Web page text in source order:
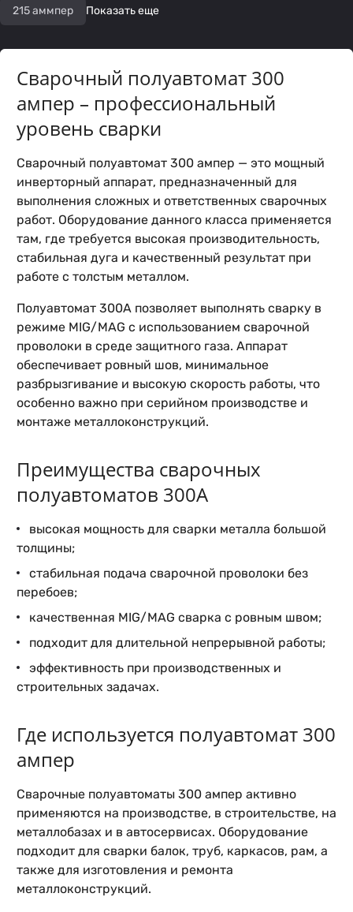
215 аммпер Показать еще
Сварочный полуавтомат 300
ампер – профессиональный
уровень сварки
Сварочный полуавтомат 300 ампер — это мощный
инверторный аппарат, предназначенный для
выполнения сложных и ответственных сварочных
работ. Оборудование данного класса применяется
там, где требуется высокая производительность,
стабильная дуга и качественный результат при
работе с толстым металлом.
Полуавтомат 300А позволяет выполнять сварку в
режиме MIG/MAG с использованием сварочной
проволоки в среде защитного газа. Аппарат
обеспечивает ровный шов, минимальное
разбрызгивание и высокую скорость работы, что
особенно важно при серийном производстве и
монтаже металлоконструкций.
Преимущества сварочных
полуавтоматов 300А
высокая мощность для сварки металла большой
толщины;
стабильная подача сварочной проволоки без
перебоев;
качественная MIG/MAG сварка с ровным швом;
подходит для длительной непрерывной работы;
эффективность при производственных и
строительных задачах.
Где используется полуавтомат 300
ампер
Сварочные полуавтоматы 300 ампер активно
применяются на производстве, в строительстве, на
металлобазах и в автосервисах. Оборудование
подходит для сварки балок, труб, каркасов, рам, а
также для изготовления и ремонта
металлоконструкций.